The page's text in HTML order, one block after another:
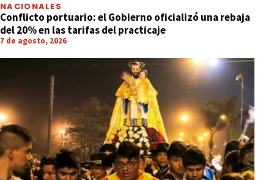
NACIONALES
Conflicto portuario: el Gobierno oficializó una rebaja
del 20% en las tarifas del practicaje
7 de agosto, 2026